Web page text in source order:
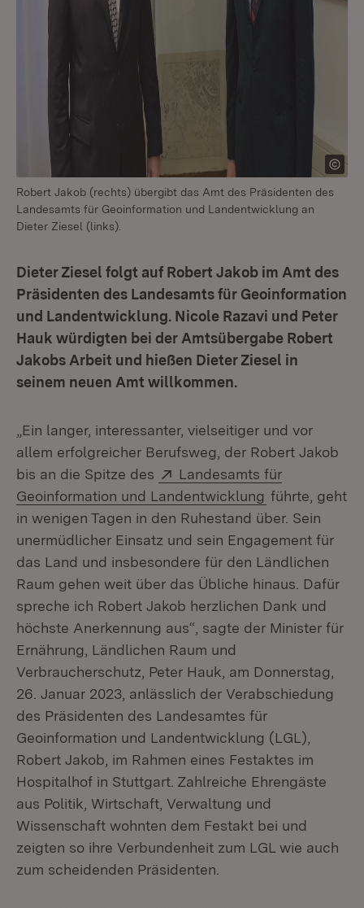
Robert Jakob (rechts) übergibt das Amt des Präsidenten des
Landesamts für Geoinformation und Landentwicklung an
Dieter Ziesel (links).
Dieter Ziesel folgt auf Robert Jakob im Amt des
Präsidenten des Landesamts für Geoinformation
und Landentwicklung. Nicole Razavi und Peter
Hauk würdigten bei der Amtsübergabe Robert
Jakobs Arbeit und hießen Dieter Ziesel in
seinem neuen Amt willkommen.
„Ein langer, interessanter, vielseitiger und vor
allem erfolgreicher Berufsweg, der Robert Jakob
bis an die Spitze des
Extern:
Landesamts für
Geoinformation und Landentwicklung (Öffnet in
führte, geht
in wenigen Tagen in den Ruhestand über. Sein
unermüdlicher Einsatz und sein Engagement für
das Land und insbesondere für den Ländlichen
Raum gehen weit über das Übliche hinaus. Dafür
spreche ich Robert Jakob herzlichen Dank und
höchste Anerkennung aus“, sagte der Minister für
Ernährung, Ländlichen Raum und
Verbraucherschutz, Peter Hauk, am Donnerstag,
26. Januar 2023, anlässlich der Verabschiedung
des Präsidenten des Landesamtes für
Geoinformation und Landentwicklung (LGL),
Robert Jakob, im Rahmen eines Festaktes im
Hospitalhof in Stuttgart. Zahlreiche Ehrengäste
aus Politik, Wirtschaft, Verwaltung und
Wissenschaft wohnten dem Festakt bei und
zeigten so ihre Verbundenheit zum LGL wie auch
zum scheidenden Präsidenten.